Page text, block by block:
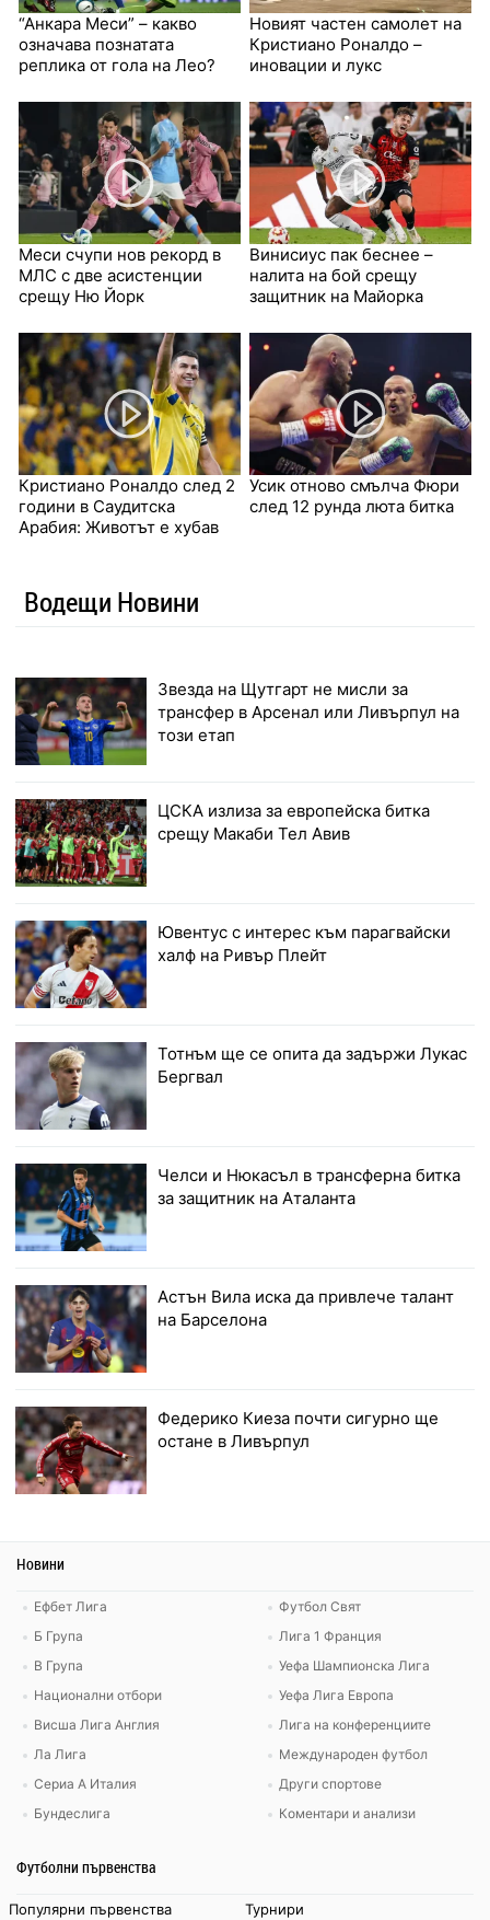
“Анкара Меси” – какво
означава познатата
реплика от гола на Лео?
Новият частен самолет на
Кристиано Роналдо –
иновации и лукс
Меси счупи нов рекорд в
МЛС с две асистенции
срещу Ню Йорк
Винисиус пак беснее –
налита на бой срещу
защитник на Майорка
Кристиано Роналдо след 2
години в Саудитска
Арабия: Животът е хубав
Усик отново смълча Фюри
след 12 рунда люта битка
Водещи Новини
Звезда на Щутгарт не мисли за
трансфер в Арсенал или Ливърпул на
този етап
ЦСКА излиза за европейска битка
срещу Макаби Тел Авив
Ювентус с интерес към парагвайски
халф на Ривър Плейт
Тотнъм ще се опита да задържи Лукас
Бергвал
Челси и Нюкасъл в трансферна битка
за защитник на Аталанта
Астън Вила иска да привлече талант
на Барселона
Федерико Киеза почти сигурно ще
остане в Ливърпул
Новини
Ефбет Лига
Б Група
В Група
Национални отбори
Висша Лига Англия
Ла Лига
Сериа А Италия
Бундеслига
Футбол Свят
Лига 1 Франция
Уефа Шампионска Лига
Уефа Лига Европа
Лига на конференциите
Международен футбол
Други спортове
Коментари и анализи
Футболни първенства
Популярни първенства Турнири